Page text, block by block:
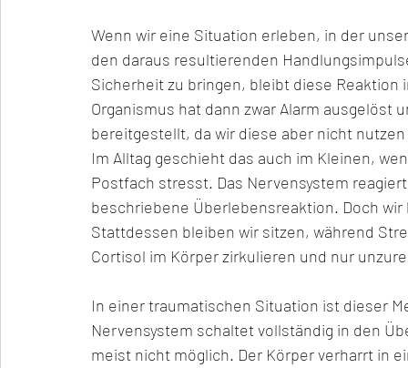
Wenn wir eine Situation erleben, in der
den daraus resultierenden
Sicherheit zu bringen, bleibt diese Reaktion
Organismus hat dann zwar Alarm ausgelöst
bereitgestellt, da wir diese aber nicht
Im Alltag geschieht das auch im Kleinen,
Postfach stresst. Das Nervensystem
beschriebene Überlebensreaktion. Doch
Stattdessen bleiben wir sitzen, während
Cortisol im Körper zirkulieren und nur
In einer traumatischen Situation ist dieser
Nervensystem schaltet vollständig in den
meist nicht möglich. Der Körper verharrt in